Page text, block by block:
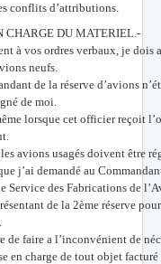
conflits d’attributions.
CHARGE DU MATERIEL.-
à vos ordres verbaux, je dois
neufs.
de la réserve d’avions
de moi.
lorsque cet officier reçoit
avions usagés doivent être
j’ai demandé au
Service des Fabrications de
de la 2ème réserve
de faire a l’inconvénient de
en charge de tout objet